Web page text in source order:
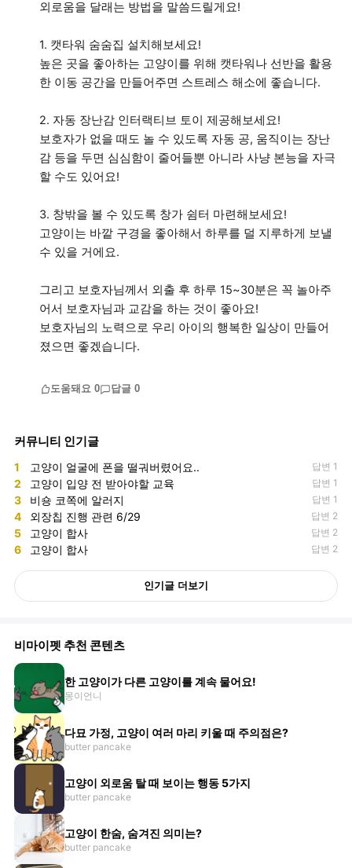
외로움을 달래는 방법을 말씀드릴게요!
1. 캣타워 숨숨집 설치해보세요!
높은 곳을 좋아하는 고양이를 위해 캣타워나 선반을 활용
한 이동 공간을 만들어주면 스트레스 해소에 좋습니다.
2. 자동 장난감 인터랙티브 토이 제공해보세요!
보호자가 없을 때도 놀 수 있도록 자동 공, 움직이는 장난
감 등을 두면 심심함이 줄어들뿐 아니라 사냥 본능을 자극
할 수도 있어요!
3. 창밖을 볼 수 있도록 창가 쉼터 마련해보세요!
고양이는 바깥 구경을 좋아해서 하루를 덜 지루하게 보낼
수 있을 거에요.
그리고 보호자님께서 외출 후 하루 15~30분은 꼭 놀아주
어서 보호자님과 교감을 하는 것이 좋아요!
보호자님의 노력으로 우리 아이의 행복한 일상이 만들어
졌으면 좋겠습니다.
도움돼요 0 답글 0
커뮤니티 인기글
1 고양이 얼굴에 폰을 떨궈버렸어요.. 답변 1
2 고양이 입양 전 받아야할 교육 답변 1
3 비숑 코쪽에 알러지 답변 1
4 외장칩 진행 관련 6/29 답변 2
5 고양이 합사 답변 2
6 고양이 합사 답변 2
인기글 더보기
비마이펫 추천 콘텐츠
한 고양이가 다른 고양이를 계속 물어요!
몽이언니
다묘 가정, 고양이 여러 마리 키울 때 주의점은?
butter pancake
고양이 외로움 탈 때 보이는 행동 5가지
butter pancake
고양이 한숨, 숨겨진 의미는?
butter pancake